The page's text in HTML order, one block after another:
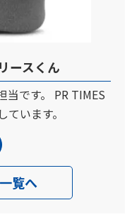
ースくん
です。 PR TIMES
います。
覧へ